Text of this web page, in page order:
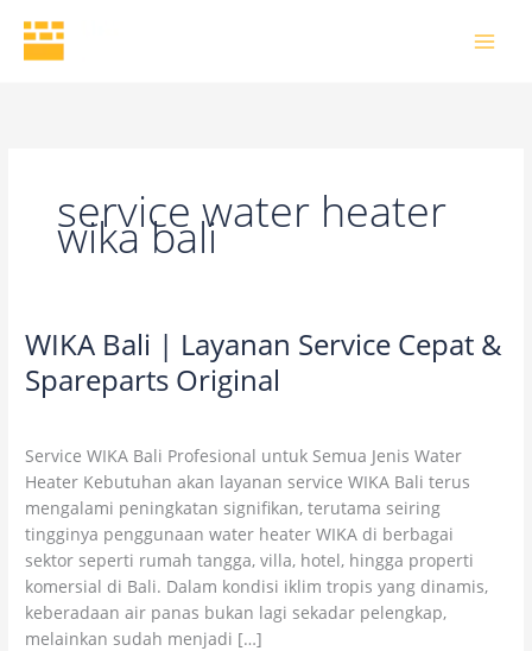
content
service water heater
wika bali
WIKA Bali | Layanan Service Cepat &
Spareparts Original
Service WIKA Bali Profesional untuk Semua Jenis Water
Heater Kebutuhan akan layanan service WIKA Bali terus
mengalami peningkatan signifikan, terutama seiring
tingginya penggunaan water heater WIKA di berbagai
sektor seperti rumah tangga, villa, hotel, hingga properti
komersial di Bali. Dalam kondisi iklim tropis yang dinamis,
keberadaan air panas bukan lagi sekadar pelengkap,
melainkan sudah menjadi […]
WIKA
|
Cepat
&
Spareparts
Original